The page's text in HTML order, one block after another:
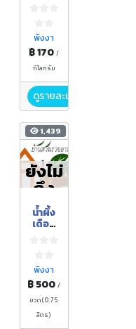
โมมิจิ,คิ
โมจิ
พังงา
฿ 170/
กิโลกรัม
ดูรายละเอียด
1,439
ยังไม่
ถึง
ฤดูกา
ล
น้ำผึ้ง
เดือน
พังงา
฿ 500/
ขวด(0.75
ลิตร)